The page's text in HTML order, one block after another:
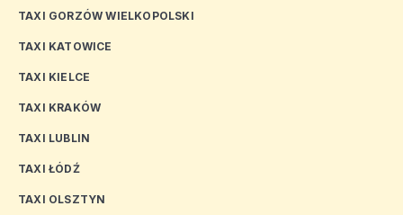
TAXI GORZÓW WIELKOPOLSKI
TAXI KATOWICE
TAXI KIELCE
TAXI KRAKÓW
TAXI LUBLIN
TAXI ŁÓDŹ
TAXI OLSZTYN